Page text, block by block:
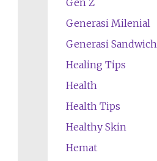
Generasi Milenial
Generasi Sandwich
Healing Tips
Health
Health Tips
Healthy Skin
Hemat